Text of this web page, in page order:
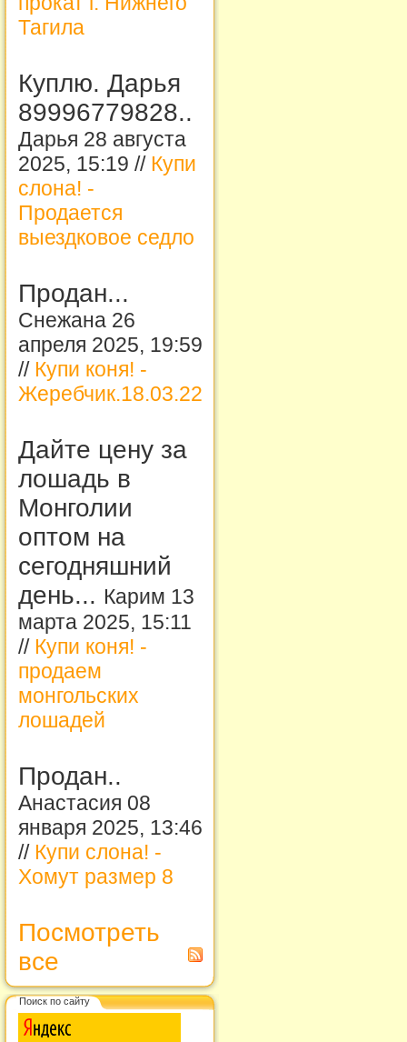
Тагила
Куплю. Дарья
89996779828..
Дарья 28 августа
2025, 15:19 // Купи
слона! -
Продается
выездковое седло
Продан...
Снежана 26
апреля 2025, 19:59
// Купи коня! -
Жеребчик.18.03.22
Дайте цену за
лошадь в
Монголии
оптом на
сегодняшний
день... Карим 13
марта 2025, 15:11
// Купи коня! -
продаем
монгольских
лошадей
Продан..
Анастасия 08
января 2025, 13:46
// Купи слона! -
Хомут размер 8
Посмотреть
все
Поиск по сайту